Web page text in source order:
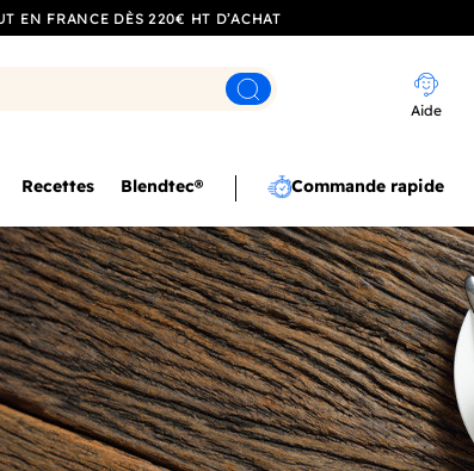
EN FRANCE DÈS 220€ HT D’ACHAT
Rechercher
Aide
Recettes Blendtec® Commande rapide